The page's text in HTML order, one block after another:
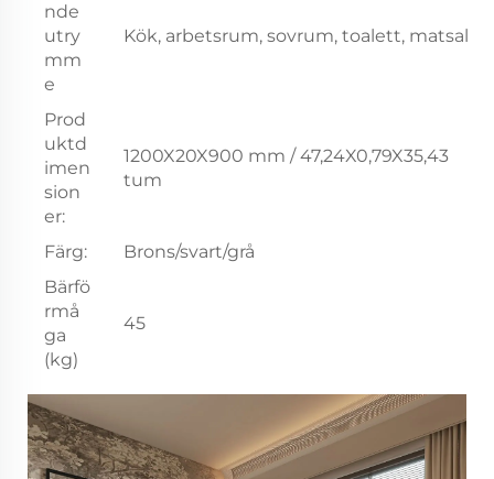
nde
utry
mm
e
Kök, arbetsrum, sovrum, toalett, matsal
Prod
uktd
imen
sion
er:
1200X20X900 mm / 47,24X0,79X35,43
tum
Färg:
Brons/svart/grå
Bärfö
rmå
ga
(kg)
45